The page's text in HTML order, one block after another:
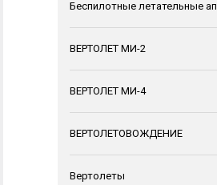
Беспилотные летательные
ВЕРТОЛЕТ МИ-2
ВЕРТОЛЕТ МИ-4
ВЕРТОЛЕТОВОЖДЕНИЕ
Вертолеты